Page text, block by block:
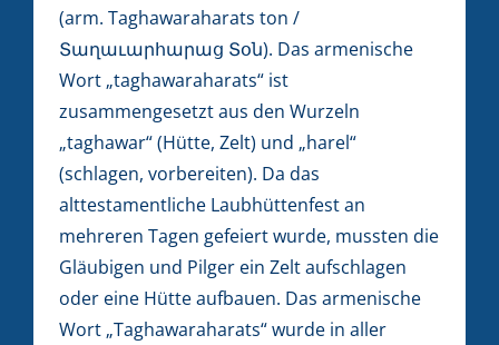
(arm. Taghawaraharats ton /
Տաղաւարհարաց Տօն). Das armenische
Wort „taghawaraharats“ ist
zusammengesetzt aus den Wurzeln
„taghawar“ (Hütte, Zelt) und „harel“
(schlagen, vorbereiten). Da das
alttestamentliche Laubhüttenfest an
mehreren Tagen gefeiert wurde, mussten die
Gläubigen und Pilger ein Zelt aufschlagen
oder eine Hütte aufbauen. Das armenische
Wort „Taghawaraharats“ wurde in aller